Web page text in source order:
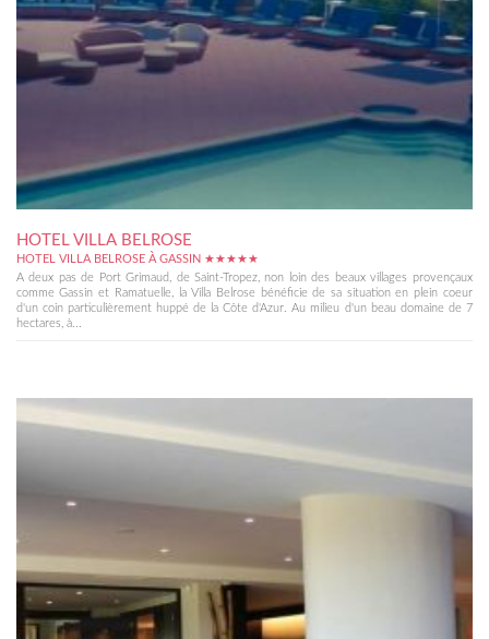
HOTEL VILLA BELROSE
HOTEL VILLA BELROSE À GASSIN ★★★★★
A deux pas de Port Grimaud, de Saint-Tropez, non loin des beaux villages provençaux
comme Gassin et Ramatuelle, la Villa Belrose bénéficie de sa situation en plein coeur
d'un coin particulièrement huppé de la Côte d'Azur. Au milieu d'un beau domaine de 7
hectares, à...